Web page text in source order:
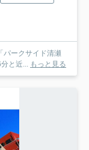
パークサイド清瀬
と近... もっと見る